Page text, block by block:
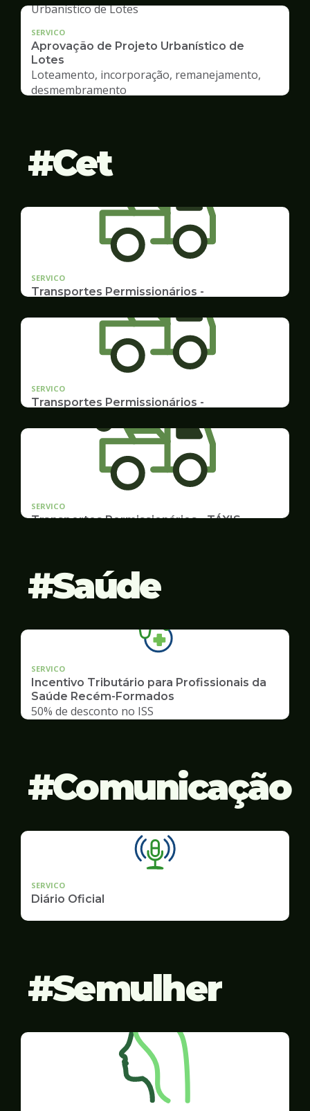
SERVICO
Aprovação de Projeto Urbanístico de
Lotes
Loteamento, incorporação, remanejamento,
desmembramento
Cet
SERVICO
Transportes Permissionários -
Documentação, Requerimento e Transferência
SERVICO
Transportes Permissionários -
Documentação, Requerimento
SERVICO
Transportes Permissionários - TÁXIS
Saúde
SERVICO
Incentivo Tributário para Profissionais da
Saúde Recém-Formados
50% de desconto no ISS
Comunicação
SERVICO
Diário Oficial
Semulher